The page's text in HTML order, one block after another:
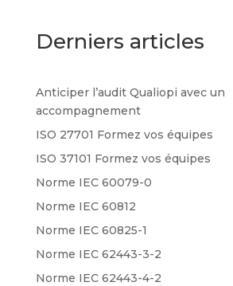
Derniers articles
Anticiper l’audit Qualiopi avec un
accompagnement
ISO 27701 Formez vos équipes
ISO 37101 Formez vos équipes
Norme IEC 60079-0
Norme IEC 60812
Norme IEC 60825-1
Norme IEC 62443-3-2
Norme IEC 62443-4-2